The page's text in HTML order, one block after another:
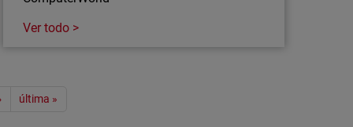
Ver todo >
última »